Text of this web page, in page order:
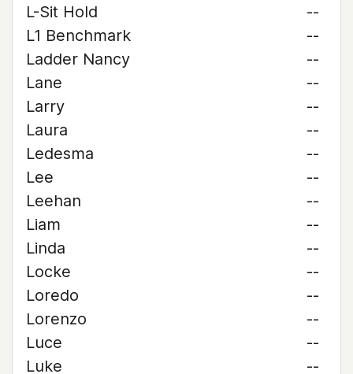
L-Sit Hold
--
L1 Benchmark
--
Ladder Nancy
--
Lane
--
Larry
--
Laura
--
Ledesma
--
Lee
--
Leehan
--
Liam
--
Linda
--
Locke
--
Loredo
--
Lorenzo
--
Luce
--
Luke
--